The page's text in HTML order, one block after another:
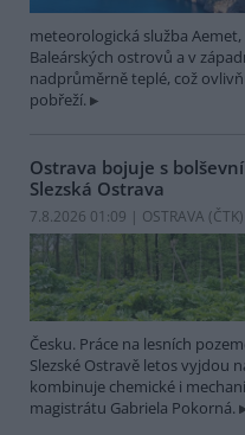
meteorologická služba
Baleárských ostrovů a v
nadprůměrně teplé, což
pobřeží.
Ostrava bojuje s
Slezská Ostrava
7.8.2026 01:09 | OSTRAVA (ČTK)
Česku. Práce na lesních
Slezské Ostravě letos vyjdou
kombinuje chemické i
magistrátu Gabriela Pokorná.